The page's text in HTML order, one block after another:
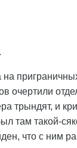
на
очертили
трындят, и
там такой-
что с ним